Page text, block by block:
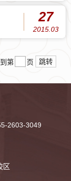
27
2015.03
到第 页 跳转
2603-3049
区